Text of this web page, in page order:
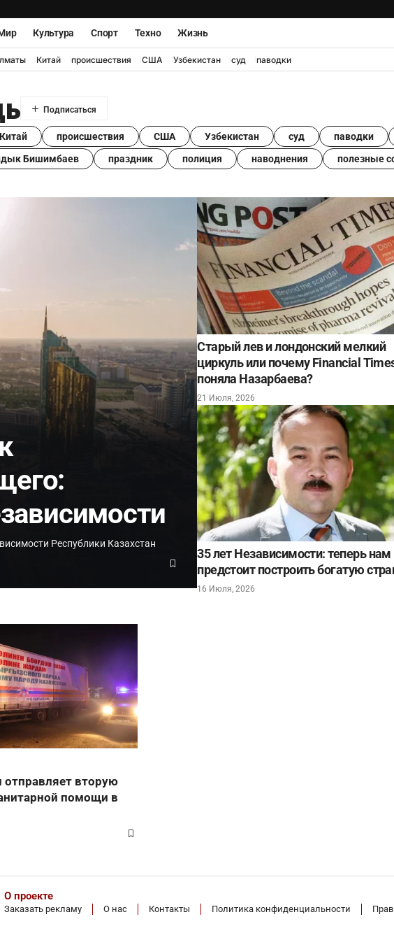
Культура Спорт Техно Жизнь
Китай происшествия США Узбекистан суд паводки
Китай происшествия США Узбекистан суд паводки
Бишимбаев праздник полиция наводнения полезные
Республики Казахстан
Старый лев и лондонский мелкий
циркуль или почему Financial
поняла Назарбаева?
21 Июля, 2026
35 лет Независимости: теперь нам
предстоит построить богатую
16 Июля, 2026
отправляет вторую
помощи в
О проекте
Заказать рекламу О нас Контакты Политика конфиденциальности